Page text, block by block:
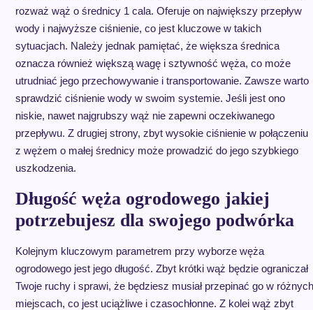
rozważ wąż o średnicy 1 cala. Oferuje on największy przepływ
wody i najwyższe ciśnienie, co jest kluczowe w takich
sytuacjach. Należy jednak pamiętać, że większa średnica
oznacza również większą wagę i sztywność węża, co może
utrudniać jego przechowywanie i transportowanie. Zawsze warto
sprawdzić ciśnienie wody w swoim systemie. Jeśli jest ono
niskie, nawet najgrubszy wąż nie zapewni oczekiwanego
przepływu. Z drugiej strony, zbyt wysokie ciśnienie w połączeniu
z wężem o małej średnicy może prowadzić do jego szybkiego
uszkodzenia.
Długość węża ogrodowego jakiej
potrzebujesz dla swojego podwórka
Kolejnym kluczowym parametrem przy wyborze węża
ogrodowego jest jego długość. Zbyt krótki wąż będzie ograniczał
Twoje ruchy i sprawi, że będziesz musiał przepinać go w różnych
miejscach, co jest uciążliwe i czasochłonne. Z kolei wąż zbyt